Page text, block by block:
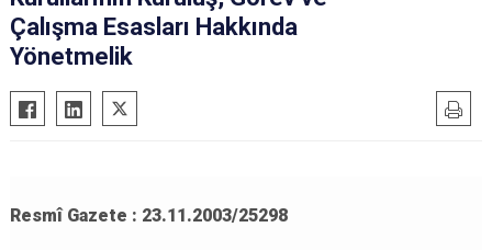
Çalışma Esasları Hakkında
Yönetmelik
Resmî Gazete : 23.11.2003/25298